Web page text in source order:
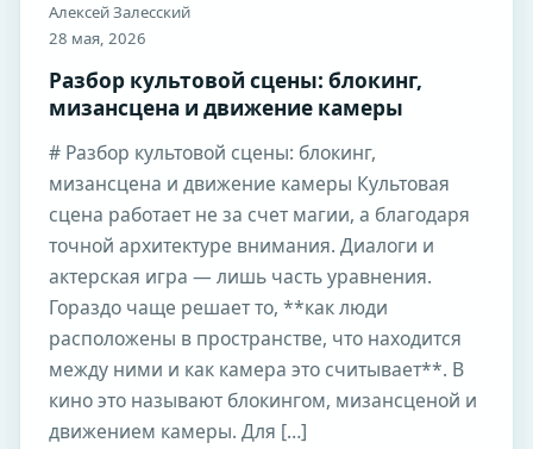
Алексей Залесский
28 мая, 2026
Разбор культовой сцены: блокинг,
мизансцена и движение камеры
# Разбор культовой сцены: блокинг,
мизансцена и движение камеры Культовая
сцена работает не за счет магии, а благодаря
точной архитектуре внимания. Диалоги и
актерская игра — лишь часть уравнения.
Гораздо чаще решает то, **как люди
расположены в пространстве, что находится
между ними и как камера это считывает**. В
кино это называют блокингом, мизансценой и
движением камеры. Для […]